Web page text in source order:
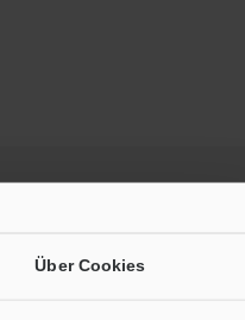
Über Cookies
Handbücher